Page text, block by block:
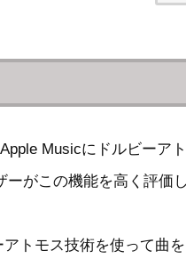
Musicにドルビーア
ーがこの機能を高く評価
トモス技術を使って曲